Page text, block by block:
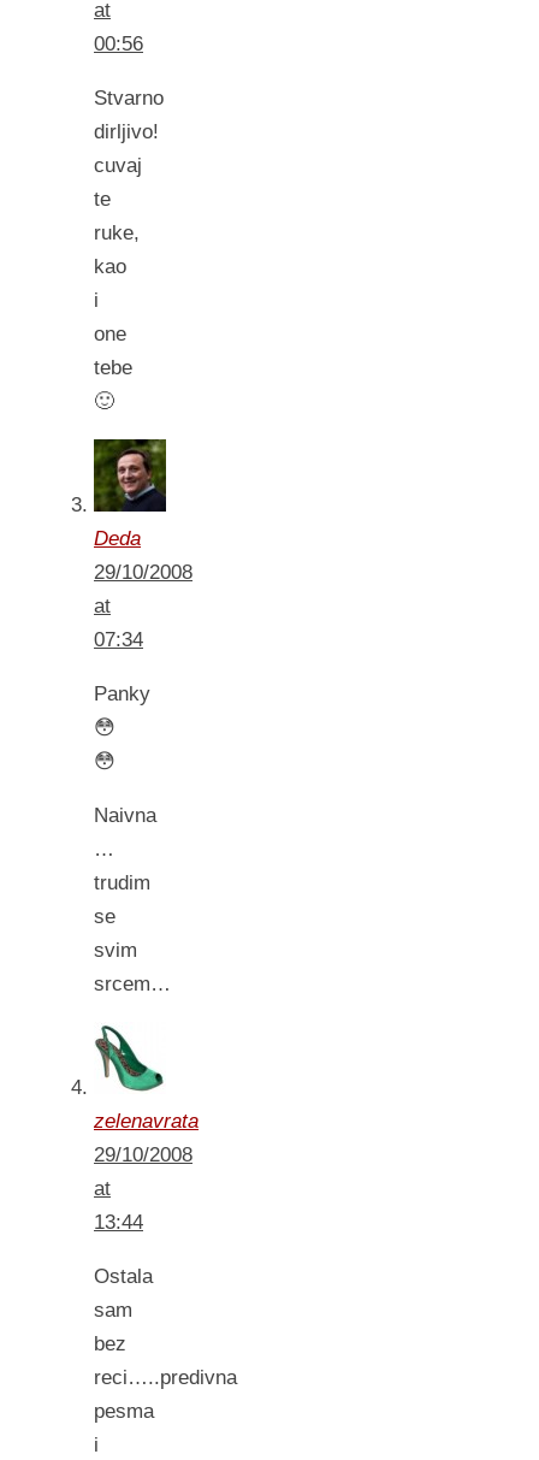
at
00:56
Stvarno
dirljivo!
cuvaj
te
ruke,
kao
i
one
tebe
🙂
Deda
29/10/2008
at
07:34
Panky
😳
😳
Naivna
…
trudim
se
svim
srcem…
zelenavrata
29/10/2008
at
13:44
Ostala
sam
bez
reci…..predivna
pesma
i